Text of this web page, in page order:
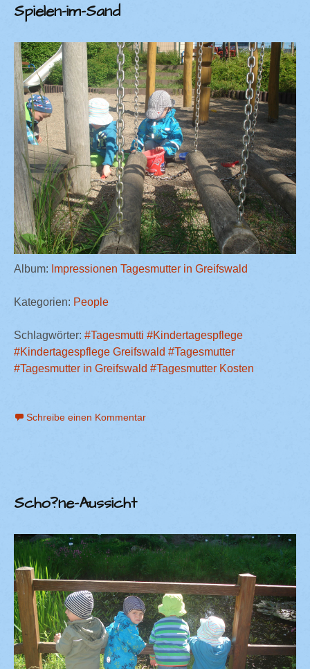
Spielen-im-Sand
Album: Impressionen Tagesmutter in Greifswald
Kategorien: People
Schlagwörter: #Tagesmutti #Kindertagespflege
#Kindertagespflege Greifswald #Tagesmutter
#Tagesmutter in Greifswald #Tagesmutter Kosten
Schreibe einen Kommentar
Scho?ne-Aussicht